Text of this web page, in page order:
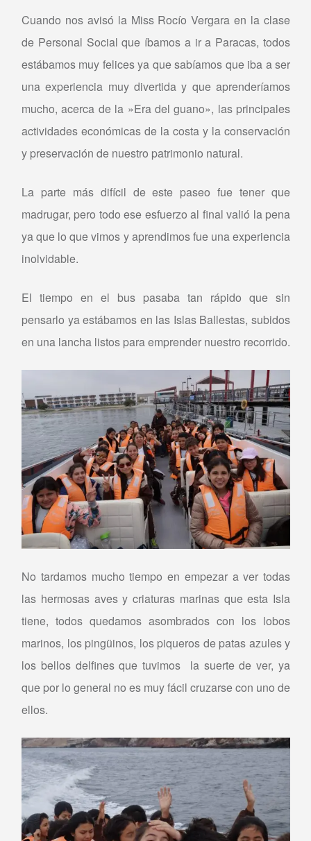
Cuando nos avisó la Miss Rocío Vergara en la clase
de Personal Social que íbamos a ir a Paracas, todos
estábamos muy felices ya que sabíamos que iba a ser
una experiencia muy divertida y que aprenderíamos
mucho, acerca de la »Era del guano», las principales
actividades económicas de la costa y la conservación
y preservación de nuestro patrimonio natural.
La parte más difícil de este paseo fue tener que
madrugar, pero todo ese esfuerzo al final valió la pena
ya que lo que vimos y aprendimos fue una experiencia
inolvidable.
El tiempo en el bus pasaba tan rápido que sin
pensarlo ya estábamos en las Islas Ballestas, subidos
en una lancha listos para emprender nuestro recorrido.
No tardamos mucho tiempo en empezar a ver todas
las hermosas aves y criaturas marinas que esta Isla
tiene, todos quedamos asombrados con los lobos
marinos, los pingüinos, los piqueros de patas azules y
los bellos delfines que tuvimos la suerte de ver, ya
que por lo general no es muy fácil cruzarse con uno de
ellos.